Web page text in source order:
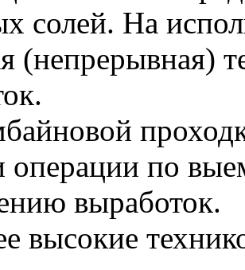
солей. На
(непрерывная)
операции по
выработок.
высокие